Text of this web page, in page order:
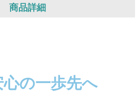
商品詳細
心の一歩先へ